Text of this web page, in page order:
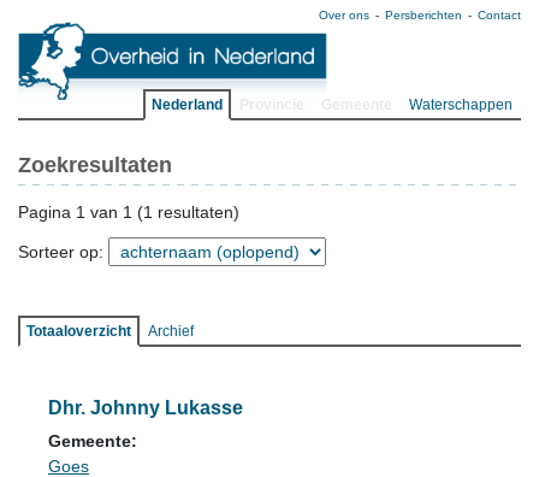
Over ons Persberichten Contact
Nederland Waterschappen
Zoekresultaten
Pagina 1 van 1 (1 resultaten)
Sorteer op:
Totaaloverzicht Archief
Dhr. Johnny Lukasse
Gemeente:
Goes